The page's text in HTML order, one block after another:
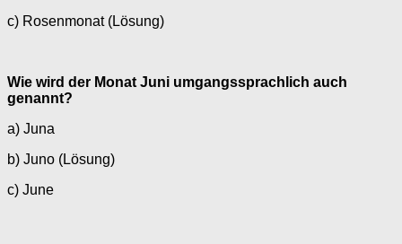
c) Rosenmonat (Lösung)
Wie wird der Monat Juni umgangssprachlich auch
genannt?
a) Juna
b) Juno (Lösung)
c) June